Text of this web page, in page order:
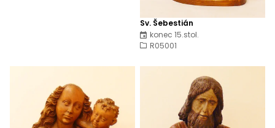
Sv. Šebestián
konec 15.stol.
R05001